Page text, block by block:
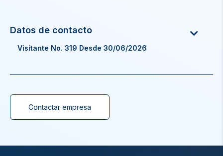
Visitante No. 319 Desde 30/06/2026
Contactar empresa